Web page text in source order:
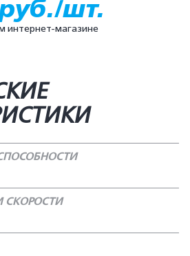
шт.
интернет-магазине
СКОРОСТИ